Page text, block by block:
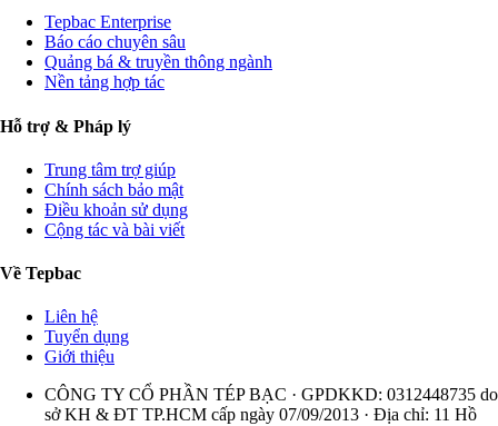
Tepbac Enterprise
Báo cáo chuyên sâu
Quảng bá & truyền thông ngành
Nền tảng hợp tác
Hỗ trợ & Pháp lý
Trung tâm trợ giúp
Chính sách bảo mật
Điều khoản sử dụng
Cộng tác và bài viết
Về Tepbac
Liên hệ
Tuyển dụng
Giới thiệu
CÔNG TY CỔ PHẦN TÉP BẠC · GPDKKD: 0312448735 do
sở KH & ĐT TP.HCM cấp ngày 07/09/2013 · Địa chỉ: 11 Hồ